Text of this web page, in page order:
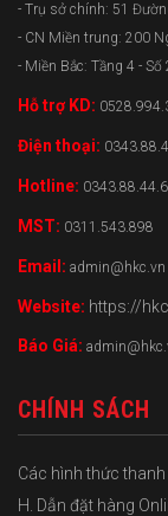
- Trụ sở chính: 51
- CN Miền trung: 200
- Miền Bắc: Tầng 4 -
Hỗ trợ KD:
Điện thoại:
Hotline:
MST: 0311.543.898
Email: admin@hkc.vn
Website: https://
Báo Giá:
CHÍNH SÁCH
Các hình thức
H. Dẫn đặt hàng